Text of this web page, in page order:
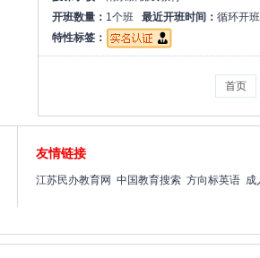
开班数量： 1个班 最近开班时间： 循环开班
特性标签：
首页
友情链接
江苏民办教育网 中国教育搜索 方向标英语 成